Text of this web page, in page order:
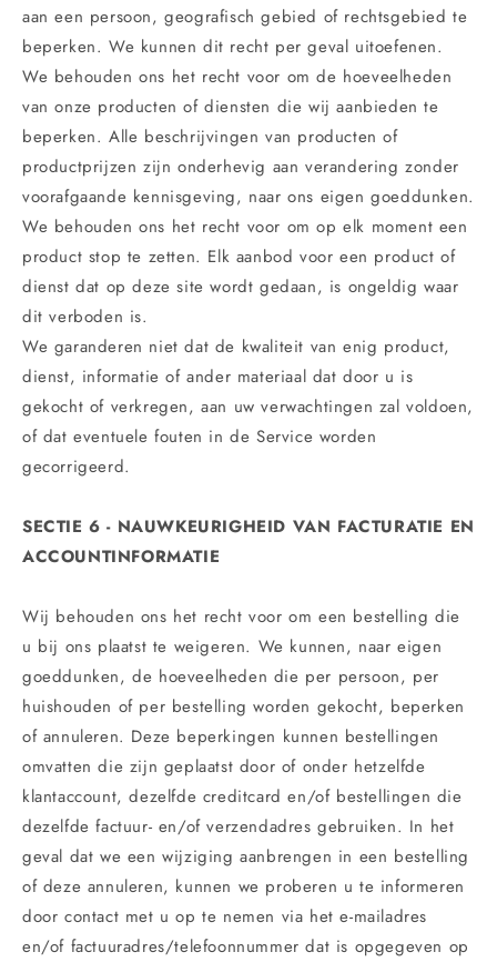
aan een persoon, geografisch gebied of rechtsgebied te
beperken. We kunnen dit recht per geval uitoefenen.
We behouden ons het recht voor om de hoeveelheden
van onze producten of diensten die wij aanbieden te
beperken. Alle beschrijvingen van producten of
productprijzen zijn onderhevig aan verandering zonder
voorafgaande kennisgeving, naar ons eigen goeddunken.
We behouden ons het recht voor om op elk moment een
product stop te zetten. Elk aanbod voor een product of
dienst dat op deze site wordt gedaan, is ongeldig waar
dit verboden is.
We garanderen niet dat de kwaliteit van enig product,
dienst, informatie of ander materiaal dat door u is
gekocht of verkregen, aan uw verwachtingen zal voldoen,
of dat eventuele fouten in de Service worden
gecorrigeerd.
SECTIE 6 - NAUWKEURIGHEID VAN FACTURATIE EN
ACCOUNTINFORMATIE
Wij behouden ons het recht voor om een ​​bestelling die
u bij ons plaatst te weigeren. We kunnen, naar eigen
goeddunken, de hoeveelheden die per persoon, per
huishouden of per bestelling worden gekocht, beperken
of annuleren. Deze beperkingen kunnen bestellingen
omvatten die zijn geplaatst door of onder hetzelfde
klantaccount, dezelfde creditcard en/of bestellingen die
dezelfde factuur- en/of verzendadres gebruiken. In het
geval dat we een wijziging aanbrengen in een bestelling
of deze annuleren, kunnen we proberen u te informeren
door contact met u op te nemen via het e-mailadres
en/of factuuradres/telefoonnummer dat is opgegeven op